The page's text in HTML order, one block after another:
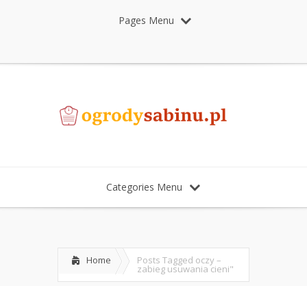
Pages Menu
Categories Menu
Home Posts Tagged oczy –
zabieg usuwania cieni"